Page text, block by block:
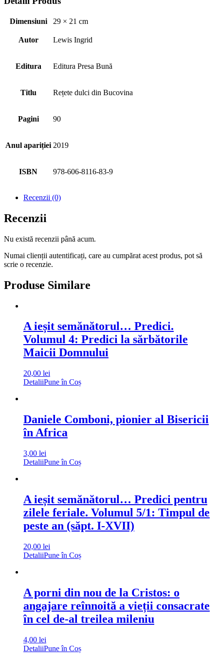
Dimensiuni 29 × 21 cm
Autor Lewis Ingrid
Editura Editura Presa Bună
Titlu Rețete dulci din Bucovina
Pagini 90
Anul apariției 2019
ISBN 978-606-8116-83-9
Recenzii (0)
Recenzii
Nu există recenzii până acum.
Numai clienții autentificați, care au cumpărat acest produs, pot să
scrie o recenzie.
Produse Similare
A ieșit semănătorul… Predici.
Volumul 4: Predici la sărbătorile
Maicii Domnului
20,00 lei
DetaliiPune în Coș
Daniele Comboni, pionier al Bisericii
în Africa
3,00 lei
DetaliiPune în Coș
A ieșit semănătorul… Predici pentru
zilele feriale. Volumul 5/1: Timpul de
peste an (săpt. I-XVII)
20,00 lei
DetaliiPune în Coș
A porni din nou de la Cristos: o
angajare reînnoită a vieții consacrate
în cel de-al treilea mileniu
4,00 lei
DetaliiPune în Coș